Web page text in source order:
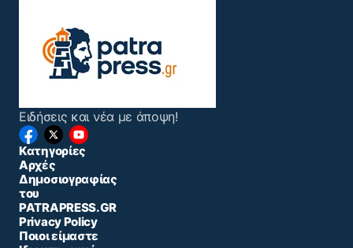
Ειδήσεις και νέα με άποψη!
Κατηγορίες
Αρχές
Δημοσιογραφίας
του
PATRAPRESS.GR
Privacy Policy
Ποιοι είμαστε